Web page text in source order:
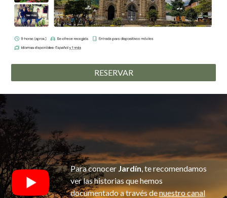
RESERVAR
Para conocer Jardín, te recomendamos
ver las historias que hemos
documentado a través denuestro canal